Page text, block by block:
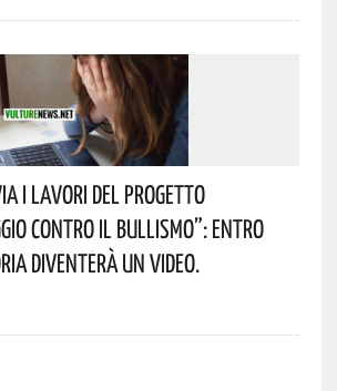
I Lavori Del Progetto
Contro Il Bullismo”: Entro
Diventerà Un Video.